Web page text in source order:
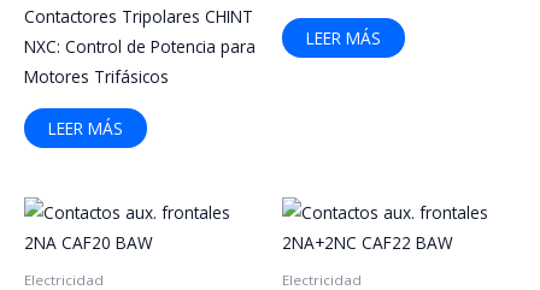
Contactores Tripolares CHINT
NXC: Control de Potencia para
Motores Trifásicos
LEER MÁS
LEER MÁS
Electricidad Electricidad